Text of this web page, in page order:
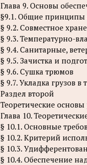
Глава 9. Основы
§9.1. Общие принципы
§ 9.2. Совместное
§ 9.3. Температурно-
§ 9.4. Санитарные,
§ 9.5. Зачистка и
§ 9.6. Сушка трюмов
§ 9.7. Укладка грузов
Раздел второй
Теоретические
Глава 10.
§ 10.1. Основные
§ 10.2. Критерий
§ 10.3.
§ 10.4. Обеспечение